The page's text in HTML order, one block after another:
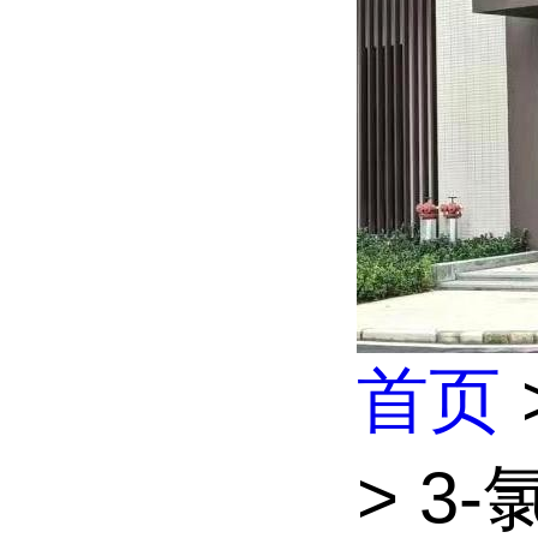
首页
> 3-